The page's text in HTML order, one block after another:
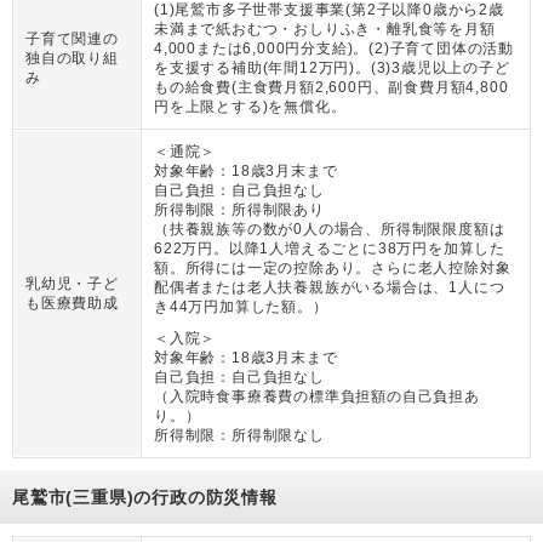
子育て関連の
独自の取り組
み
(1)尾鷲市多子世帯支援事業(第2子以降0歳から2歳
未満まで紙おむつ・おしりふき・離乳食等を月額
4,000または6,000円分支給)。(2)子育て団体の活動
を支援する補助(年間12万円)。(3)3歳児以上の子ど
もの給食費(主食費月額2,600円、副食費月額4,800
円を上限とする)を無償化。
乳幼児・子ど
も医療費助成
＜通院＞
対象年齢： 18歳3月末まで
自己負担： 自己負担なし
所得制限： 所得制限あり
（ 扶養親族等の数が0人の場合、所得制限限度額は
622万円。以降1人増えるごとに38万円を加算した
額。所得には一定の控除あり。さらに老人控除対象
配偶者または老人扶養親族がいる場合は、1人につ
き44万円加算した額。
）
＜入院＞
対象年齢： 18歳3月末まで
自己負担： 自己負担なし
（ 入院時食事療養費の標準負担額の自己負担あ
り。
）
所得制限： 所得制限なし
尾鷲市(三重県)の行政の防災情報